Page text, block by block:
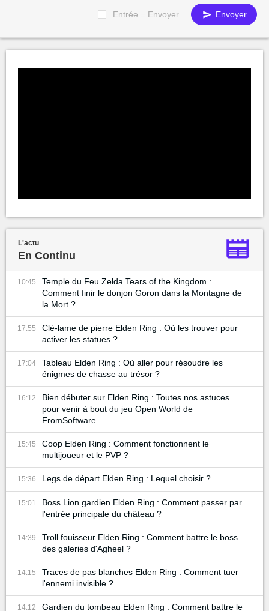
Entrée = Envoyer Envoyer
L'actu
En Continu
10:45
Temple du Feu Zelda Tears of the Kingdom :
Comment finir le donjon Goron dans la Montagne de
la Mort ?
17:55
Clé-lame de pierre Elden Ring : Où les trouver pour
activer les statues ?
17:04
Tableau Elden Ring : Où aller pour résoudre les
énigmes de chasse au trésor ?
16:12
Bien débuter sur Elden Ring : Toutes nos astuces
pour venir à bout du jeu Open World de
FromSoftware
15:45
Coop Elden Ring : Comment fonctionnent le
multijoueur et le PVP ?
15:36 Legs de départ Elden Ring : Lequel choisir ?
15:01
Boss Lion gardien Elden Ring : Comment passer par
l'entrée principale du château ?
14:39
Troll fouisseur Elden Ring : Comment battre le boss
des galeries d'Agheel ?
14:15
Traces de pas blanches Elden Ring : Comment tuer
l'ennemi invisible ?
14:12 Gardien du tombeau Elden Ring : Comment battre le